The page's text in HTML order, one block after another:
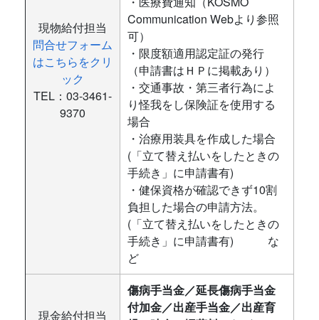
現物給付担当
問合せフォーム
はこちらをクリ
ック
TEL：03-3461-
9370
Communication Webより参照
可）
・限度額適用認定証の発行
（申請書はＨＰに掲載あり）
・交通事故・第三者行為によ
り怪我をし保険証を使用する
場合
・治療用装具を作成した場合
(「立て替え払いをしたときの
手続き」に申請書有)
・健保資格が確認できず10割
負担した場合の申請方法。
(「立て替え払いをしたときの
手続き」に申請書有) な
ど
現金給付担当
傷病手当金／延長傷病手当金
付加金／出産手当金／出産育